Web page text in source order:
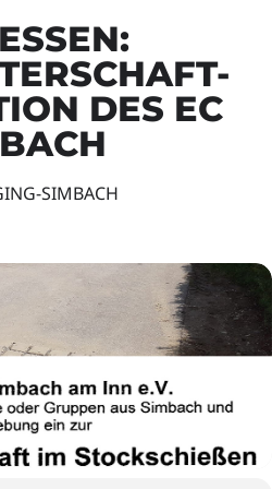
S
Q
DES EC I
SIMBACH